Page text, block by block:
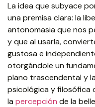
La idea que subyace
una premisa clara: la
antonomasia que nos
y que al usarla,
gustosa e
otorgándole un
plano trascendental y
psicológica y filosófica
la percepción de la